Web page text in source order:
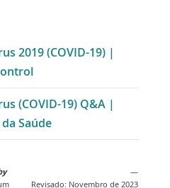
2019 (COVID-19) |
Link
abre
na
nova
(COVID-19) Q&A |
SaúdeLink
abre
nova
—
Revisado: Novembro de 2023